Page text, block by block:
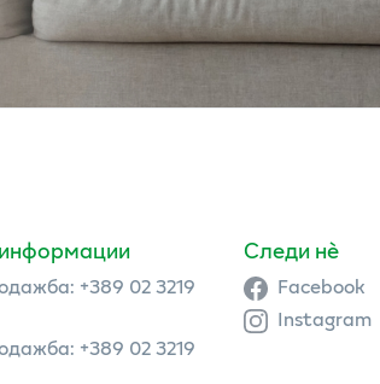
+389 02 3219
+389 02 3219
Следи нè
Facebook
Instagram